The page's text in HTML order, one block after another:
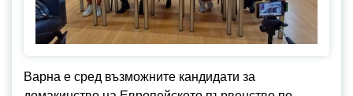
Варна е сред възможните кандидати за